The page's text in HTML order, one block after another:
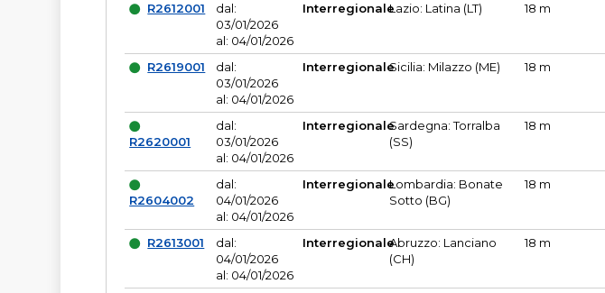
R2612001
dal:
03/01/2026
al: 04/01/2026
InterregionaleLazio: Latina (LT) 18 m
R2619001
dal:
03/01/2026
al: 04/01/2026
InterregionaleSicilia: Milazzo (ME) 18 m
R2620001
dal:
03/01/2026
al: 04/01/2026
InterregionaleSardegna: Torralba
(SS)
18 m
R2604002
dal:
04/01/2026
al: 04/01/2026
InterregionaleLombardia: Bonate
Sotto (BG)
18 m
R2613001
dal:
04/01/2026
al: 04/01/2026
InterregionaleAbruzzo: Lanciano
(CH)
18 m